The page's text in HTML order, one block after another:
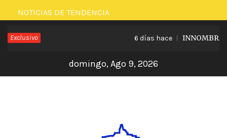
Saltar
al
contenido
NOTICIAS DE TENDENCIA
Exclusivo 6 días hace
domingo, Ago 9, 2026